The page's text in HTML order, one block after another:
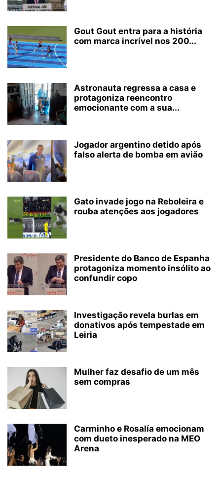
Gout Gout entra para a história
com marca incrível nos 200...
Astronauta regressa a casa e
protagoniza reencontro
emocionante com a sua...
Jogador argentino detido após
falso alerta de bomba em avião
Gato invade jogo na Reboleira e
rouba atenções aos jogadores
Presidente do Banco de Espanha
protagoniza momento insólito ao
confundir copo
Investigação revela burlas em
donativos após tempestade em
Leiria
Mulher faz desafio de um mês
sem compras
Carminho e Rosalía emocionam
com dueto inesperado na MEO
Arena